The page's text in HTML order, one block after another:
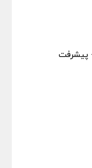
پیشرفت